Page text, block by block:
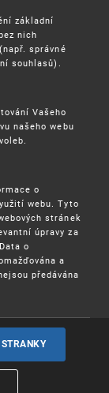
soudnímu
od roku 1953
podle data
až ve 20
dostupných
a
znění sdělení
základní
nich
správné
souhlasů).
Vašeho
našeho webu
o
webu. Tyto
stránek
úpravy za
o
a
předávána